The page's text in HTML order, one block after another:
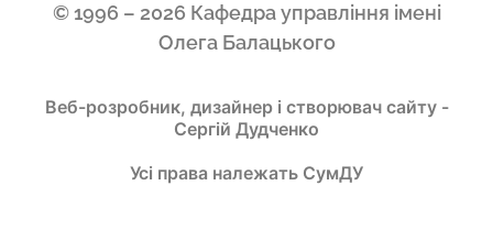
© 1996 – 2026 Кафедра управління імені
Олега Балацького
Веб-розробник, дизайнер і створювач сайту -
Сергій Дудченко
Усі права належать СумДУ